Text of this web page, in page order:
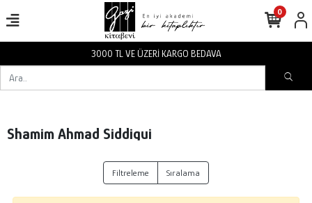
3000 TL VE ÜZERİ KARGO BEDAVA
0
Shamim Ahmad Siddiqui
Filtreleme Sıralama